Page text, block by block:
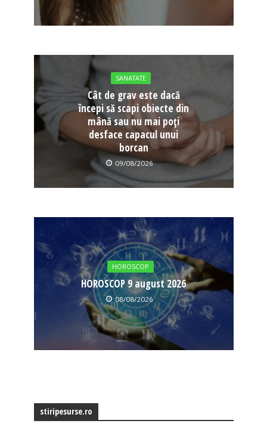
SANATATE
Cât de grav este dacă
începi să scapi obiecte din
mână sau nu mai poți
desface capacul unui
borcan
09/08/2026
HOROSCOP
HOROSCOP 9 august 2026
08/08/2026
stiripesurse.ro